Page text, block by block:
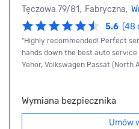
Tęczowa 79/81, Fabryczna,
5.6 (48
"Highly recommended! Perfect
hands down the best auto service
Yehor, Volkswagen Passat (North
Wymiana bezpiecznika
Umów